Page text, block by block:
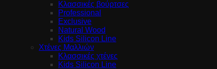
Κλασσικές βούρτσες
Professional
Exclusive
Natural Wood
Kids Silicon Line
Χτένες Μαλλιών
Κλασσικές χτένες
Kids Silicon Line